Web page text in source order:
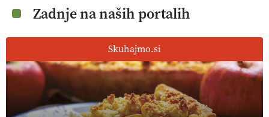
Zadnje na naših portalih
Skuhajmo.si